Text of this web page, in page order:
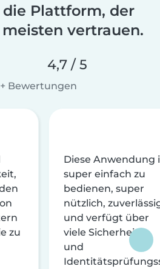
die Plattform, der
vertrauen.
4,7 / 5
Bewertungen
zu
Diese Anwendung
super einfach zu
bedienen, super
nützlich,
und verfügt über
viele Sicherheits-
und